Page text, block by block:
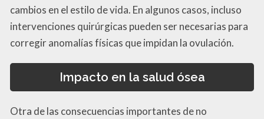
cambios en el estilo de vida. En algunos casos, incluso
intervenciones quirúrgicas pueden ser necesarias para
corregir anomalías físicas que impidan la ovulación.
Impacto en la salud ósea
Otra de las consecuencias importantes de no